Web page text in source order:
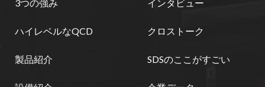
3つの強み
ハイレベルなQCD
製品紹介
インタビュー
クロストーク
SDSのここがすごい